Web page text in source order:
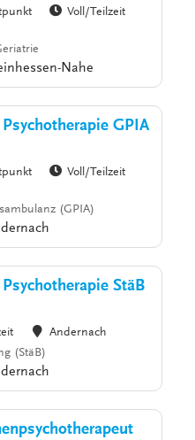
Voll/Teilzeit
Nahe
GPIA
Voll/Teilzeit
(GPIA)
StäB
Andernach
(StäB)